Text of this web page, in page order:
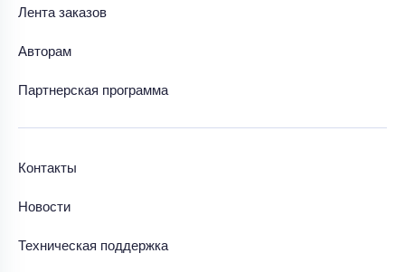
Лента заказов
Авторам
Партнерская программа
Контакты
Новости
Техническая поддержка